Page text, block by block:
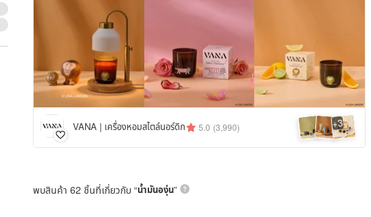
VANA | เครื่องหอมสไตล์นอร์ดิก 5.0 (3,990) +3
พบสินค้า 62 ชิ้นที่เกี่ยวกับ “น้ำมันองุ่น”